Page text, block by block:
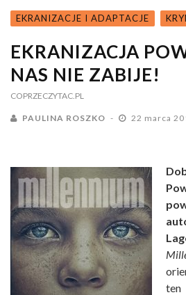
EKRANIZACJE I ADAPTACJE
EKRANIZACJA
NAS NIE ZABIJE!
COPRZECZYTAC.PL
PAULINA ROSZKO 22 marca